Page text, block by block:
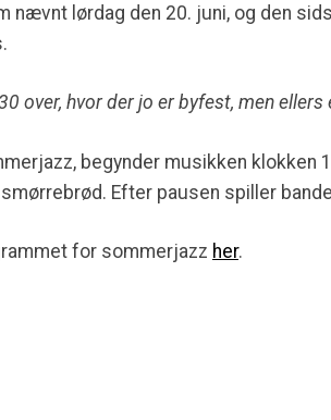
nævnt lørdag den 20. juni, og den
over, hvor der jo er byfest, men ellers
begynder musikken
Efter pausen spiller
for sommerjazz her.